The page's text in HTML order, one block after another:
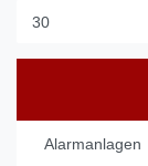
Alarmanlagen